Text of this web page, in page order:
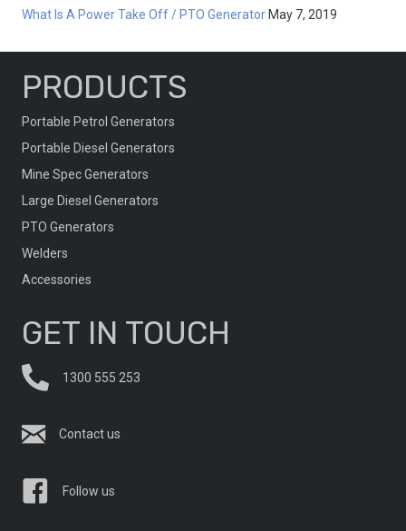
What Is A Power Take Off / PTO Generator May 7, 2019
PRODUCTS
Portable Petrol Generators
Portable Diesel Generators
Mine Spec Generators
Large Diesel Generators
PTO Generators
Welders
Accessories
GET IN TOUCH
1300 555 253
Contact us
Follow us